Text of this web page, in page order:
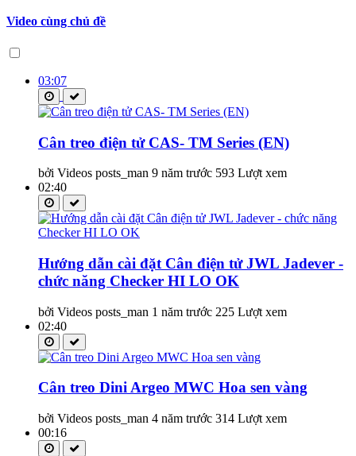
Video cùng chủ đề
03:07
Cân treo điện tử CAS- TM Series (EN)
bởi Videos posts_man 9 năm trước 593 Lượt xem
02:40
Hướng dẫn cài đặt Cân điện tử JWL Jadever -
chức năng Checker HI LO OK
bởi Videos posts_man 1 năm trước 225 Lượt xem
02:40
Cân treo Dini Argeo MWC Hoa sen vàng
bởi Videos posts_man 4 năm trước 314 Lượt xem
00:16